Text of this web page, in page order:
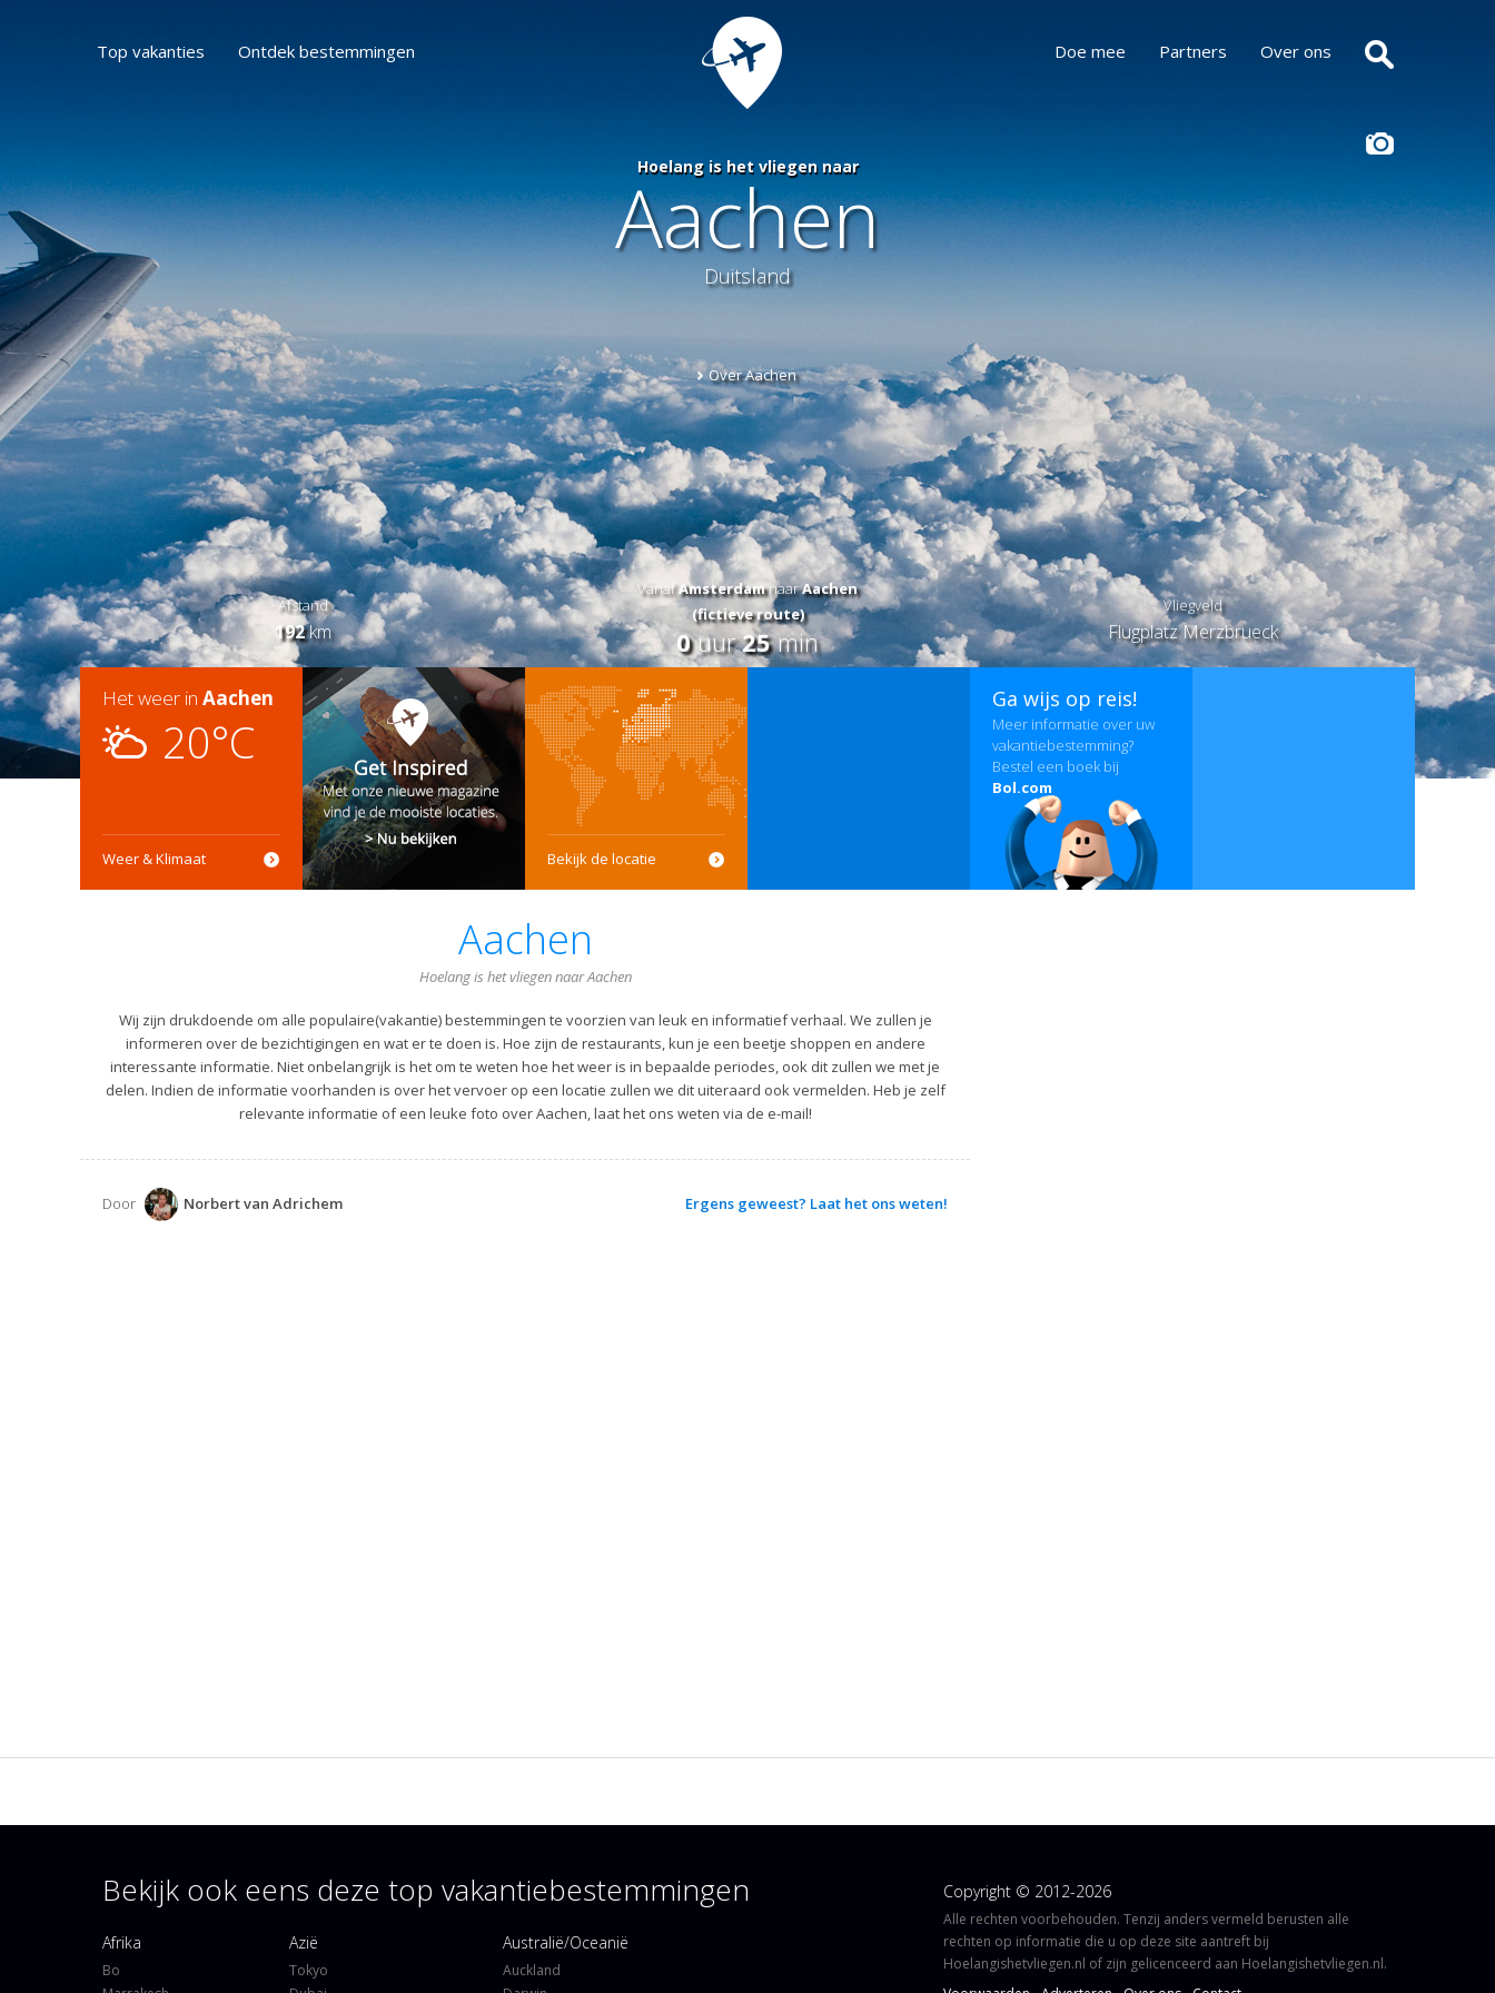
Top vakanties Ontdek bestemmingen Doe mee Partners Over ons
Hoelang is het vliegen naar
Aachen
Duitsland
Over Aachen
Afstand
192km
VanafAmsterdamnaarAachen
(fictieve route)
0uur25min
Vliegveld
Flugplatz Merzbrueck
Het weer in Aachen
20°C
Weer & Klimaat Bekijk de locatie
Ga wijs op reis!
Meer informatie over uw
vakantiebestemming?
Bestel een boek bij
Bol.com
Aachen
Hoelang is het vliegen naar Aachen
Wij zijn drukdoende om alle populaire(vakantie) bestemmingen te voorzien van leuk en informatief verhaal. We zullen je
informeren over de bezichtigingen en wat er te doen is. Hoe zijn de restaurants, kun je een beetje shoppen en andere
interessante informatie. Niet onbelangrijk is het om te weten hoe het weer is in bepaalde periodes, ook dit zullen we met je
delen. Indien de informatie voorhanden is over het vervoer op een locatie zullen we dit uiteraard ook vermelden. Heb je zelf
relevante informatie of een leuke foto over Aachen, laat het ons weten via de e-mail!
Door Norbert van Adrichem Ergens geweest? Laat het ons weten!
Bekijk ook eens deze top vakantiebestemmingen
Afrika
Bo
Azië
Tokyo
Australië/Oceanië
Auckland
Copyright © 2012-2026
Alle rechten voorbehouden. Tenzij anders vermeld berusten alle
rechten op informatie die u op deze site aantreft bij
Hoelangishetvliegen.nl of zijn gelicenceerd aan Hoelangishetvliegen.nl.